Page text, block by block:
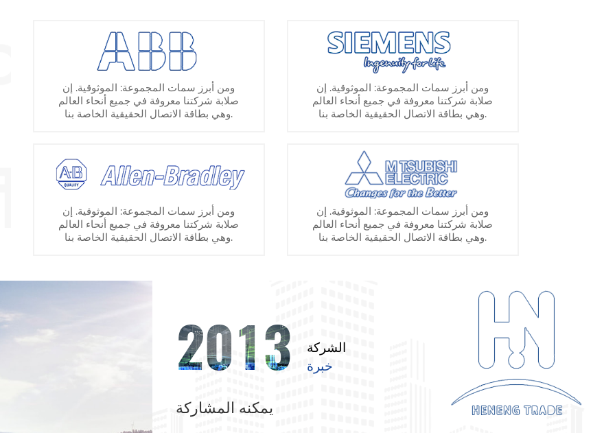
ومن أبرز سمات المجموعة: الموثوقية. إن
صلابة شركتنا معروفة في جميع أنحاء العالم
وهي بطاقة الاتصال الحقيقية الخاصة بنا.
ومن أبرز سمات المجموعة: الموثوقية. إن
صلابة شركتنا معروفة في جميع أنحاء العالم
وهي بطاقة الاتصال الحقيقية الخاصة بنا.
ومن أبرز سمات المجموعة: الموثوقية. إن
صلابة شركتنا معروفة في جميع أنحاء العالم
وهي بطاقة الاتصال الحقيقية الخاصة بنا.
ومن أبرز سمات المجموعة: الموثوقية. إن
صلابة شركتنا معروفة في جميع أنحاء العالم
وهي بطاقة الاتصال الحقيقية الخاصة بنا.
2013
الشركة
خبرة
يمكنه المشاركة